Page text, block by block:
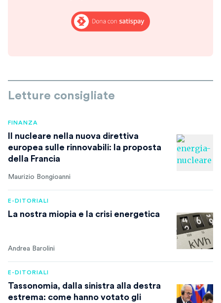
Letture consigliate
FINANZA
Il nucleare nella nuova direttiva
europea sulle rinnovabili: la proposta
della Francia
Maurizio Bongioanni
E-DITORIALI
La nostra miopia e la crisi energetica
Andrea Barolini
E-DITORIALI
Tassonomia, dalla sinistra alla destra
estrema: come hanno votato gli